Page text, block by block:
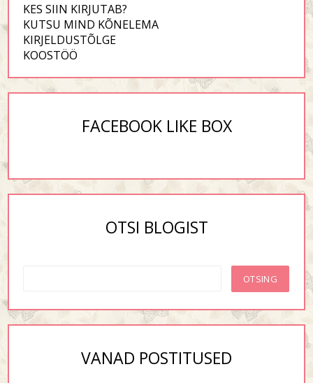
KES SIIN KIRJUTAB?
KUTSU MIND KÕNELEMA
KIRJELDUSTÕLGE
KOOSTÖÖ
FACEBOOK LIKE BOX
OTSI BLOGIST
VANAD POSTITUSED